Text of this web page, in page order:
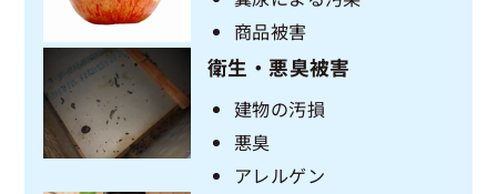
商品被害
衛生・悪臭被害
建物の汚損
悪臭
アレルゲン